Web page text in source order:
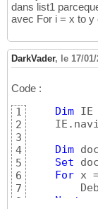
dans list1
avec For i = x to y
DarkVader, le 17/
Code :
1
2
3
4
5
6
7
8
Dim IE
Dim
Set
For x
Next